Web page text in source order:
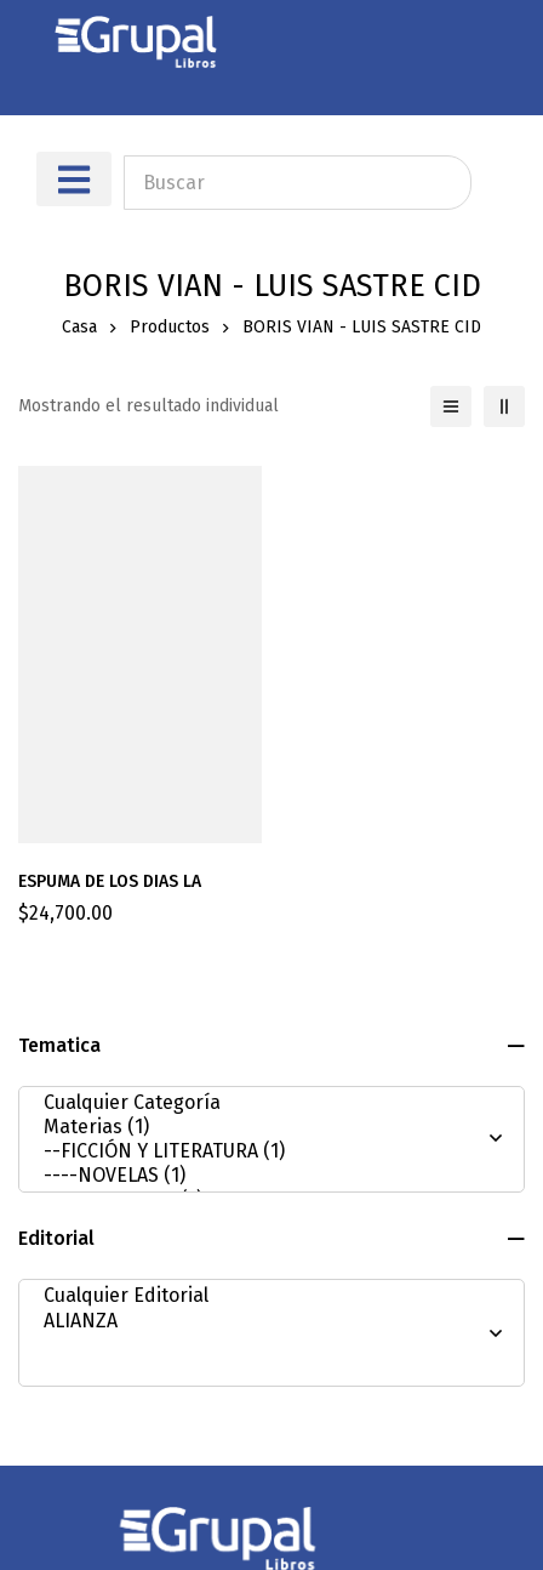
BORIS VIAN - LUIS SASTRE CID
Casa Productos BORIS VIAN - LUIS SASTRE CID
Tematica
Editorial
Mostrando el resultado individual
ESPUMA DE LOS DIAS LA
$24,700.00